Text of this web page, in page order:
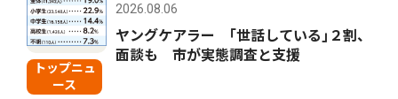
トップニュ
ース
2026.08.06
ヤングケアラー ｢世話している｣２割、
面談も 市が実態調査と支援